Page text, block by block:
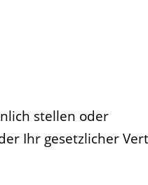
stellen oder
Ihr gesetzlicher